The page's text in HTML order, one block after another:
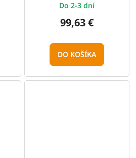
Do 2-3 dní
99,63 €
DO KOŠÍKA